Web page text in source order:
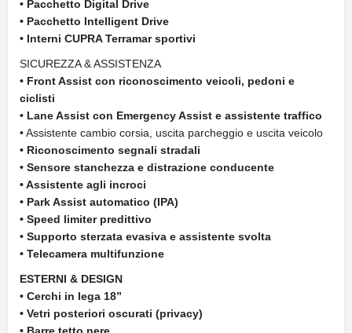
• Pacchetto Digital Drive
• Pacchetto Intelligent Drive
• Interni CUPRA Terramar sportivi
SICUREZZA & ASSISTENZA
• Front Assist con riconoscimento veicoli, pedoni e
ciclisti
• Lane Assist con Emergency Assist e assistente traffico
• Assistente cambio corsia, uscita parcheggio e uscita veicolo
• Riconoscimento segnali stradali
• Sensore stanchezza e distrazione conducente
• Assistente agli incroci
• Park Assist automatico (IPA)
• Speed limiter predittivo
• Supporto sterzata evasiva e assistente svolta
• Telecamera multifunzione
ESTERNI & DESIGN
• Cerchi in lega 18”
• Vetri posteriori oscurati (privacy)